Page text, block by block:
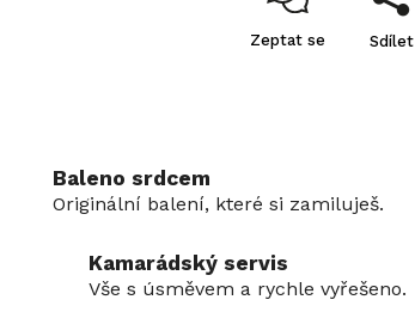
Zeptat se Sdílet
Baleno srdcem
Originální balení, které si zamiluješ.
Kamarádský servis
Vše s úsměvem a rychle vyřešeno.